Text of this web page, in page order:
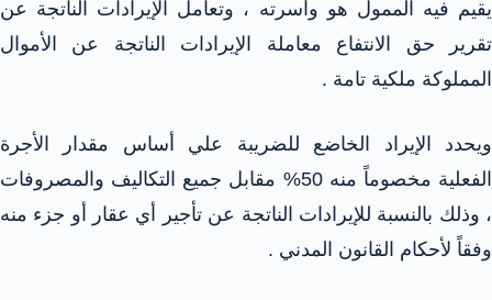
يقيم فيه الممول هو وأسرته ، وتعامل الإيرادات الناتجة عن
تقرير حق الانتفاع معاملة الإيرادات الناتجة عن الأموال
المملوكة ملكية تامة .
ويحدد الإيراد الخاضع للضريبة علي أساس مقدار الأجرة
الفعلية مخصوماً منه 50% مقابل جميع التكاليف والمصروفات
، وذلك بالنسبة للإيرادات الناتجة عن تأجير أي عقار أو جزء منه
وفقاً لأحكام القانون المدني .